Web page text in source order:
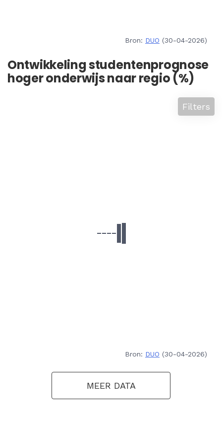
Bron: DUO (30-04-2026)
Ontwikkeling studentenprognose
hoger onderwijs naar regio (%)
Filters
Bron: DUO (30-04-2026)
MEER DATA